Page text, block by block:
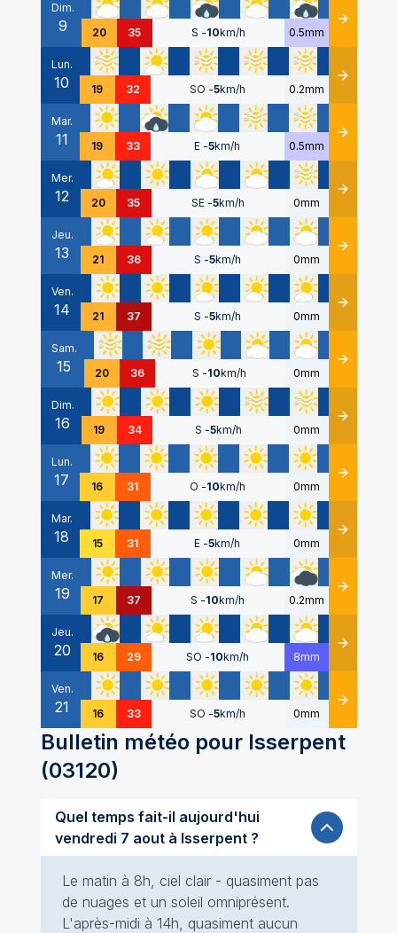
Dim.
9 20 35 S -10km/h 0.5mm Détails
Lun.
10 19 32 SO -5km/h 0.2mm Détails
Mar.
11 19 33 E -5km/h 0.5mm Détails
Mer.
12 20 35 SE -5km/h 0mm Détails
Jeu.
13 21 36 S -5km/h 0mm Détails
Ven.
14 21 37 S -5km/h 0mm Détails
Sam.
15 20 36 S -10km/h 0mm Détails
Dim.
16 19 34 S -5km/h 0mm Détails
Lun.
17 16 31 O -10km/h 0mm Détails
Mar.
18 15 31 E -5km/h 0mm Détails
Mer.
19 17 37 S -10km/h 0.2mm Détails
Jeu.
20 16 29 SO -10km/h 8mm Détails
Ven.
21 16 33 SO -5km/h 0mm Détails
Bulletin météo pour Isserpent
(03120)
Quel temps fait-il aujourd'hui
vendredi 7 aout à Isserpent ?
Le matin à 8h, ciel clair - quasiment pas
de nuages et un soleil omniprésent.
L'après-midi à 14h, quasiment aucun